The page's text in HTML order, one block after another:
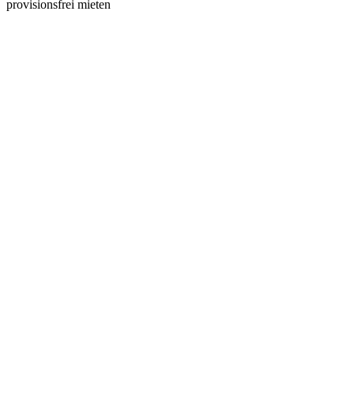
provisionsfrei mieten